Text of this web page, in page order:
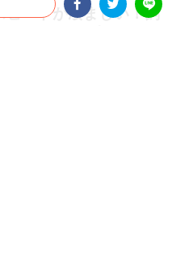
ピードが凄まじい！飼